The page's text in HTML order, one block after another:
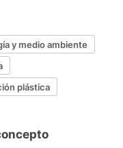
y medio ambiente
plástica